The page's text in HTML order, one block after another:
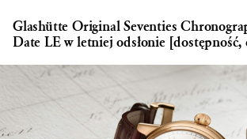
Glashütte Original Seventies
Date LE w letniej odsłonie [dostępność,